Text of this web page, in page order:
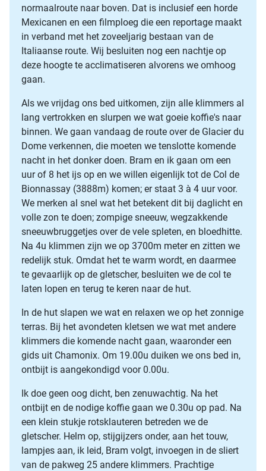
normaalroute naar boven. Dat is inclusief een horde
Mexicanen en een filmploeg die een reportage maakt
in verband met het zoveeljarig bestaan van de
Italiaanse route. Wij besluiten nog een nachtje op
deze hoogte te acclimatiseren alvorens we omhoog
gaan.
Als we vrijdag ons bed uitkomen, zijn alle klimmers al
lang vertrokken en slurpen we wat goeie koffie's naar
binnen. We gaan vandaag de route over de Glacier du
Dome verkennen, die moeten we tenslotte komende
nacht in het donker doen. Bram en ik gaan om een
uur of 8 het ijs op en we willen eigenlijk tot de Col de
Bionnassay (3888m) komen; er staat 3 à 4 uur voor.
We merken al snel wat het betekent dit bij daglicht en
volle zon te doen; zompige sneeuw, wegzakkende
sneeuwbruggetjes over de vele spleten, en bloedhitte.
Na 4u klimmen zijn we op 3700m meter en zitten we
redelijk stuk. Omdat het te warm wordt, en daarmee
te gevaarlijk op de gletscher, besluiten we de col te
laten lopen en terug te keren naar de hut.
In de hut slapen we wat en relaxen we op het zonnige
terras. Bij het avondeten kletsen we wat met andere
klimmers die komende nacht gaan, waaronder een
gids uit Chamonix. Om 19.00u duiken we ons bed in,
ontbijt is aangekondigd voor 0.00u.
Ik doe geen oog dicht, ben zenuwachtig. Na het
ontbijt en de nodige koffie gaan we 0.30u op pad. Na
een klein stukje rotsklauteren betreden we de
gletscher. Helm op, stijgijzers onder, aan het touw,
lampjes aan, ik leid, Bram volgt, invoegen in de sliert
van de pakweg 25 andere klimmers. Prachtige